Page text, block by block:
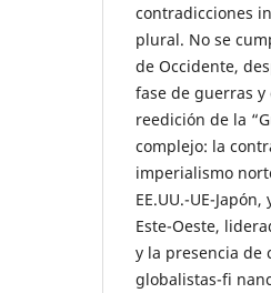
contradicciones
plural. No se
de Occidente,
fase de guerras
reedición de la
complejo: la
imperialismo
EE.UU.-UE-Japón,
Este-Oeste,
y la presencia de
globalistas-fi